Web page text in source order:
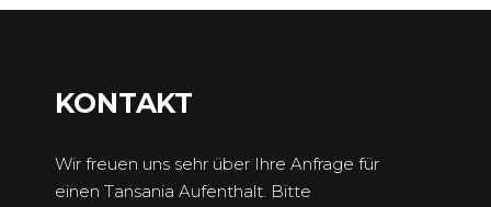
KONTAKT
Wir freuen uns sehr über Ihre Anfrage für
einen Tansania Aufenthalt. Bitte